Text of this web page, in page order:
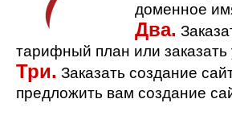
доменное
Два.
тарифный план или заказать
Три. Заказать создание
предложить вам создание